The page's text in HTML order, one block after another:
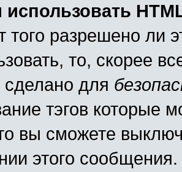
использовать
того разрешено ли
то, скорее
сделано для
тэгов которые
вы сможете
этого сообщения.